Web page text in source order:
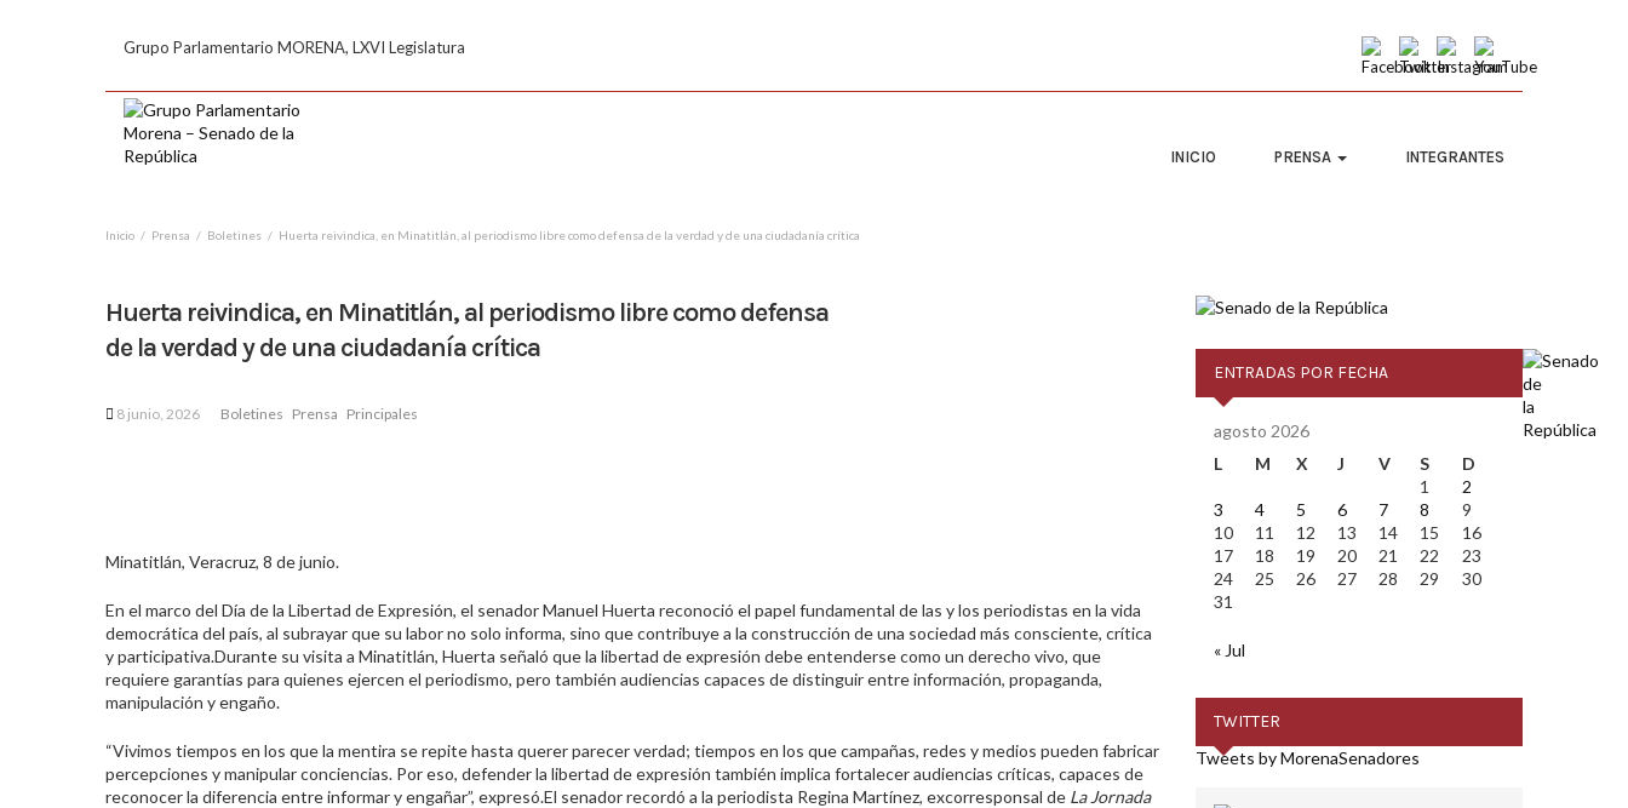
Grupo Parlamentario MORENA, LXVI Legislatura
INICIO PRENSA INTEGRANTES
Inicio Prensa Boletines Huerta reivindica, en Minatitlán, al periodismo libre como defensa de la verdad y de una ciudadanía crítica
Huerta reivindica, en Minatitlán, al periodismo libre como defensa
de la verdad y de una ciudadanía crítica
8 junio, 2026 Boletines Prensa Principales
Minatitlán, Veracruz, 8 de junio.
En el marco del Día de la Libertad de Expresión, el senador Manuel Huerta reconoció el papel fundamental de las y los periodistas en la vida
democrática del país, al subrayar que su labor no solo informa, sino que contribuye a la construcción de una sociedad más consciente, crítica
y participativa.Durante su visita a Minatitlán, Huerta señaló que la libertad de expresión debe entenderse como un derecho vivo, que
requiere garantías para quienes ejercen el periodismo, pero también audiencias capaces de distinguir entre información, propaganda,
manipulación y engaño.
“Vivimos tiempos en los que la mentira se repite hasta querer parecer verdad; tiempos en los que campañas, redes y medios pueden fabricar
percepciones y manipular conciencias. Por eso, defender la libertad de expresión también implica fortalecer audiencias críticas, capaces de
reconocer la diferencia entre informar y engañar”, expresó.El senador recordó a la periodista Regina Martínez, excorresponsal de La Jornada
ENTRADAS POR FECHA
agosto 2026
L
M X J V S
D
1
2
3
4 5 6 7 8
9
10
11 12 13 14 15
16
17
18 19 20 21 22
23
24
25 26 27 28 29
30
31
« Jul
TWITTER
Tweets by MorenaSenadores